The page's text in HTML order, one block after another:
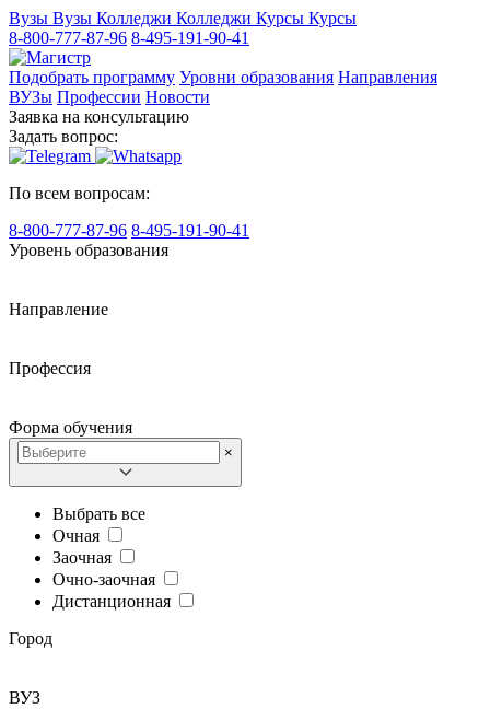
Вузы Вузы Колледжи Колледжи Курсы Курсы
8-800-777-87-96 8-495-191-90-41
Подобрать программу Уровни образования Направления
ВУЗы Профессии Новости
Заявка на консультацию
Задать вопрос:
По всем вопросам:
8-800-777-87-96 8-495-191-90-41
Уровень образования
Направление
Профессия
Форма обучения
×
Выбрать все
Очная
Заочная
Очно-заочная
Дистанционная
Город
ВУЗ